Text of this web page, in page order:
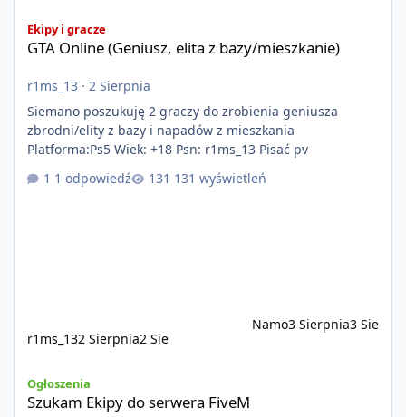
Ekipy i gracze
GTA Online (Geniusz, elita z bazy/mieszkanie)
r1ms_13 · 2 Sierpnia
Siemano poszukuję 2 graczy do zrobienia geniusza
zbrodni/elity z bazy i napadów z mieszkania
Platforma:Ps5 Wiek: +18 Psn: r1ms_13 Pisać pv
1 odpowiedź
131 wyświetleń
r1ms_132 Sierpnia2 Sie
Namo3 Sierpnia3 Sie
Ogłoszenia
Szukam Ekipy do serwera FiveM